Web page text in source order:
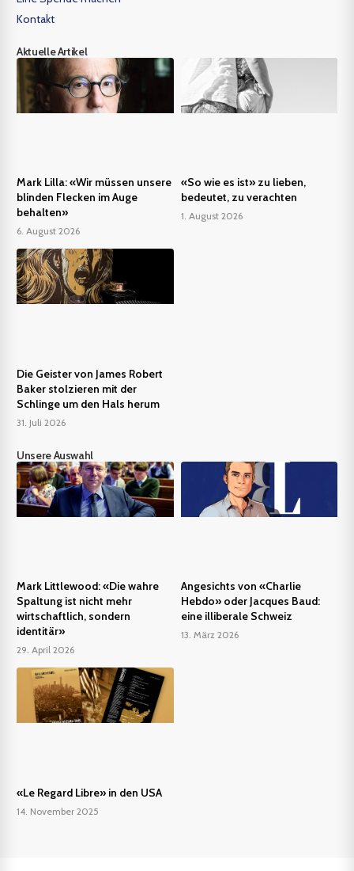
Kontakt
Aktuelle Artikel
Mark Lilla: «Wir müssen unsere
blinden Flecken im Auge
behalten»
6. August 2026
«So wie es ist» zu lieben,
bedeutet, zu verachten
1. August 2026
Die Geister von James Robert
Baker stolzieren mit der
Schlinge um den Hals herum
31. Juli 2026
Unsere Auswahl
Mark Littlewood: «Die wahre
Spaltung ist nicht mehr
wirtschaftlich, sondern
identitär»
29. April 2026
Angesichts von «Charlie
Hebdo» oder Jacques Baud:
eine illiberale Schweiz
13. März 2026
«Le Regard Libre» in den USA
14. November 2025